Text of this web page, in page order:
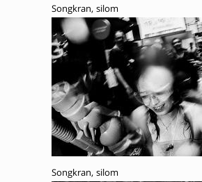
Songkran, silom
Songkran, silom